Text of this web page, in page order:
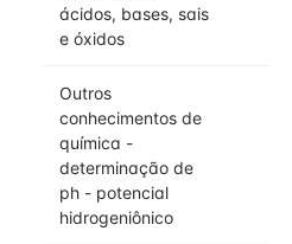
ácidos, bases, sais
e óxidos
Outros
conhecimentos de
química -
determinação de
ph - potencial
hidrogeniônico